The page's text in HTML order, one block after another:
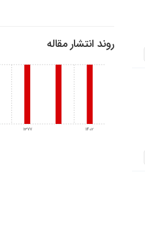
روند انتشار مقاله
1377 1402